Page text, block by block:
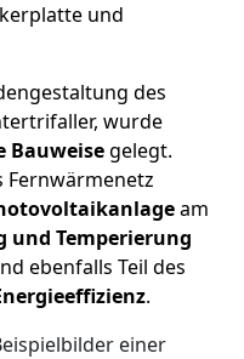
und
des
wurde
Bauweisegelegt.
Fernwärmenetz
am
und Temperierung
ebenfalls Teil des
.
einer